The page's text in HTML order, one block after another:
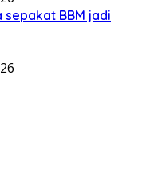
sepakat BBM jadi